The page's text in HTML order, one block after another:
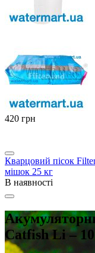
‍420‍ грн
Кварцовий пісок
мішок 25 кг
В наявності
Catfish Li –